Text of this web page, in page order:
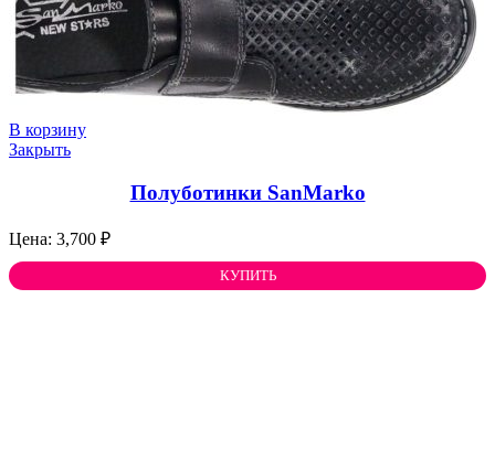
В корзину
Закрыть
Полуботинки SanMarko
3,700 ₽
КУПИТЬ